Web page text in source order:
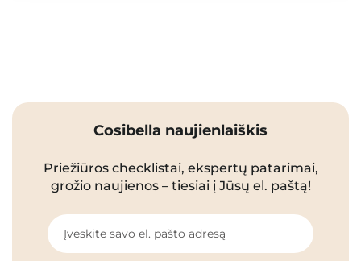
Cosibella naujienlaiškis
Priežiūros checklistai, ekspertų patarimai,
grožio naujienos – tiesiai į Jūsų el. paštą!
Įveskite savo el. pašto adresą